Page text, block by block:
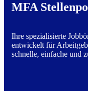
MFA
Ihre spezialisierte
entwickelt für
schnelle, einfache und